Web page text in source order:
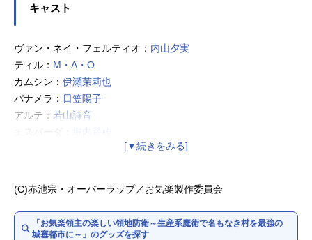
キャスト
ヴァン・ネイ・フェルティオ： 内山夕実
ティル： M・A・O
カムシン： 伊瀬茉莉也
パナメラ： 日笠陽子
アルテ： 若山詩音
エスパーダ：
プルリエル：
クサラ：
ラダ・プリオラ：大渕野々花
(C)赤池宗・オーバーラップ／お気楽製作委員会
「お気楽領主の楽しい領地防衛～生産系魔術で名もなき村を最強の
城塞都市に～」のグッズを探す